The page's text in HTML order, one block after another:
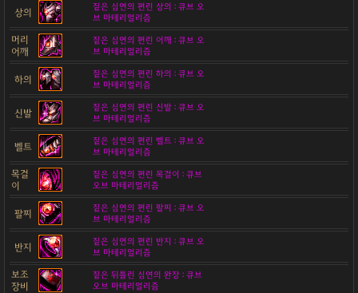
상의
짙은 심연의 편린 상의 : 큐브 오
브 마테리얼리즘
머리
어깨
짙은 심연의 편린 어깨 : 큐브 오
브 마테리얼리즘
하의
짙은 심연의 편린 하의 : 큐브 오
브 마테리얼리즘
신발
짙은 심연의 편린 신발 : 큐브 오
브 마테리얼리즘
벨트
짙은 심연의 편린 벨트 : 큐브 오
브 마테리얼리즘
목걸
이
짙은 심연의 편린 목걸이 : 큐브
오브 마테리얼리즘
팔찌
짙은 심연의 편린 팔찌 : 큐브 오
브 마테리얼리즘
반지
짙은 심연의 편린 반지 : 큐브 오
브 마테리얼리즘
보조
장비
짙은 뒤틀린 심연의 완장 : 큐브
오브 마테리얼리즘